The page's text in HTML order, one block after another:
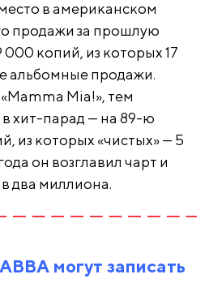
в американском
продажи за прошлую
000 копий, из которых 17
альбомные продажи.
Mia!», тем
хит-парад — на 89-ю
из которых «чистых» — 5
он возглавил чарт и
два миллиона.
ABBA могут записать